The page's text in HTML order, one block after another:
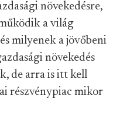
növekedésre,
a világ
milyenek a jövőbeni
növekedés
de arra is itt kell
részvénypiac mikor